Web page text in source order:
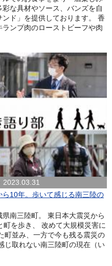
な具材やソース、バンズを自
ド」を提供しております。 香
ンプ肉のローストビーフや肉
2023.03.31
10年。歩いて感じる南三陸の
南三陸町。 東日本大震災から
を歩き、 改めて大規模災害に
町並み、一方で今も残る震災の
じ取れない南三陸町の現在（い